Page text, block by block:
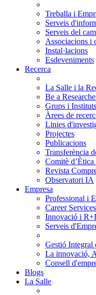
Treballa i
Serveis
Serveis del
Associacions i
Instal·lacions
Esdeveniments
Recerca
La Salle i la
Be a
Grups i Instituts
Àrees de
Linies
Projectes
Publicacions
Transferència
Comitè
Revista
Observatori IA
Empresa
Professional i
Career Services
Innovació i
Serveis
Gestió Integral
La innovació,
Consell
Blogs
La Salle